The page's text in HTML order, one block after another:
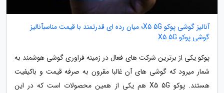
آنالیز گوشی پوکو X5 5G؛ میان رده ای قدرتمند با قیمت مناسبآنالیز
گوشی پوکو X5 5G
پوکو یکی از برترین شرکت های فعال در زمینه فراوری گوشی هوشمند به
شمار میرود که گوشی های آن غالبا مقرون به صرفه قیمت و باکیفیت
هستند. پوکو X5 5G هم یکی از همین محصولات است که در این